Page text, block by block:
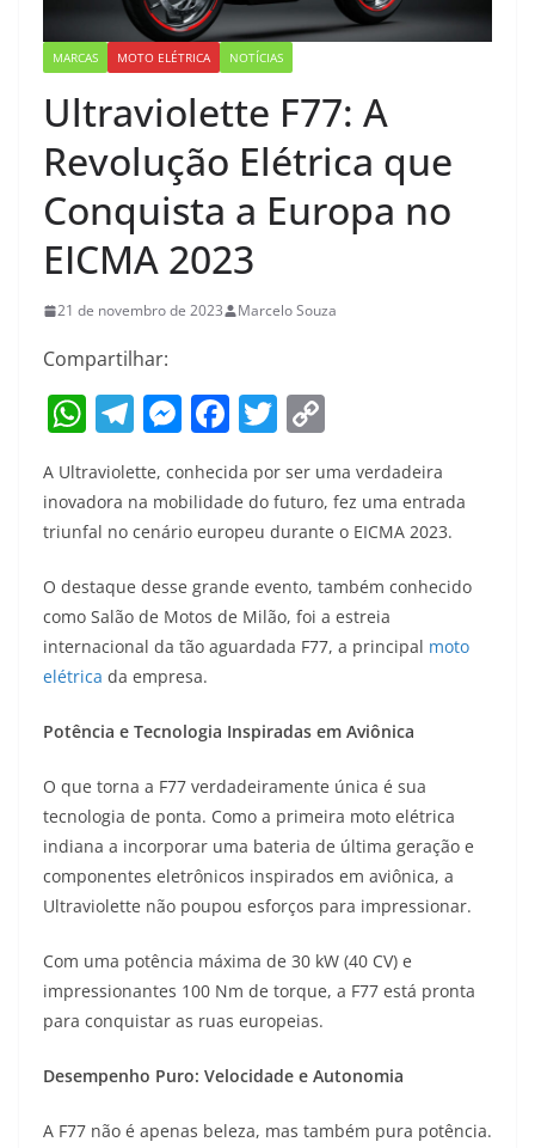
MARCAS MOTO ELÉTRICA NOTÍCIAS
Ultraviolette F77: A
Revolução Elétrica que
Conquista a Europa no
EICMA 2023
21 de novembro de 2023 Marcelo Souza
Compartilhar:
W
h
at
s
p
p
T
e
gr
a
m
M
e
ss
e
g
er
F
a
c
e
b
o
o
T
itt
er
p
y
Li
n
k
A Ultraviolette, conhecida por ser uma verdadeira
inovadora na mobilidade do futuro, fez uma entrada
triunfal no cenário europeu durante o EICMA 2023.
O destaque desse grande evento, também conhecido
como Salão de Motos de Milão, foi a estreia
internacional da tão aguardada F77, a principal moto
elétrica da empresa.
Potência e Tecnologia Inspiradas em Aviônica
O que torna a F77 verdadeiramente única é sua
tecnologia de ponta. Como a primeira moto elétrica
indiana a incorporar uma bateria de última geração e
componentes eletrônicos inspirados em aviônica, a
Ultraviolette não poupou esforços para impressionar.
Com uma potência máxima de 30 kW (40 CV) e
impressionantes 100 Nm de torque, a F77 está pronta
para conquistar as ruas europeias.
Desempenho Puro: Velocidade e Autonomia
A F77 não é apenas beleza, mas também pura potência.